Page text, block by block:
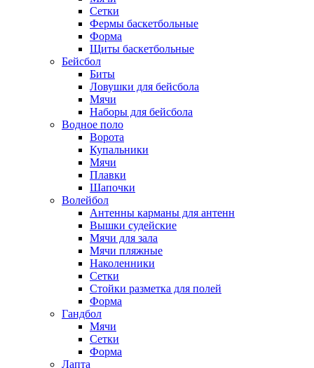
Сетки
Фермы баскетбольные
Форма
Щиты баскетбольные
Бейсбол
Биты
Ловушки для бейсбола
Мячи
Наборы для бейсбола
Водное поло
Ворота
Купальники
Мячи
Плавки
Шапочки
Волейбол
Антенны карманы для антенн
Вышки судейские
Мячи для зала
Мячи пляжные
Наколенники
Сетки
Стойки разметка для полей
Форма
Гандбол
Мячи
Сетки
Форма
Лапта